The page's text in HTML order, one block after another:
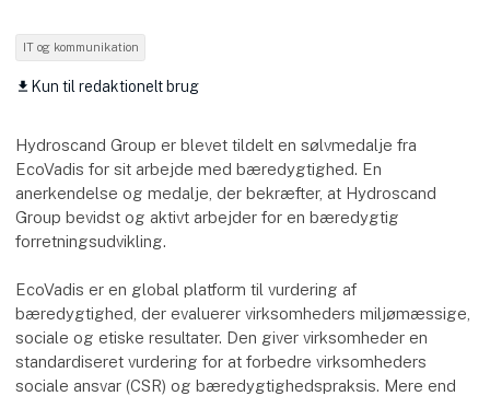
IT og kommunikation
download Kun til redaktionelt brug
Hydroscand Group er blevet tildelt en sølvmedalje fra
EcoVadis for sit arbejde med bæredygtighed. En
anerkendelse og medalje, der bekræfter, at Hydroscand
Group bevidst og aktivt arbejder for en bæredygtig
forretningsudvikling.
EcoVadis er en global platform til vurdering af
bæredygtighed, der evaluerer virksomheders miljømæssige,
sociale og etiske resultater. Den giver virksomheder en
standardiseret vurdering for at forbedre virksomheders
sociale ansvar (CSR) og bæredygtighedspraksis. Mere end